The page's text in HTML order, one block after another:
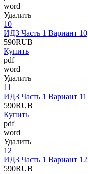
word
Удалить
10
ИДЗ Часть 1 Вариант 10
590RUB
Купить
pdf
word
Удалить
11
ИДЗ Часть 1 Вариант 11
590RUB
Купить
pdf
word
Удалить
12
ИДЗ Часть 1 Вариант 12
590RUB